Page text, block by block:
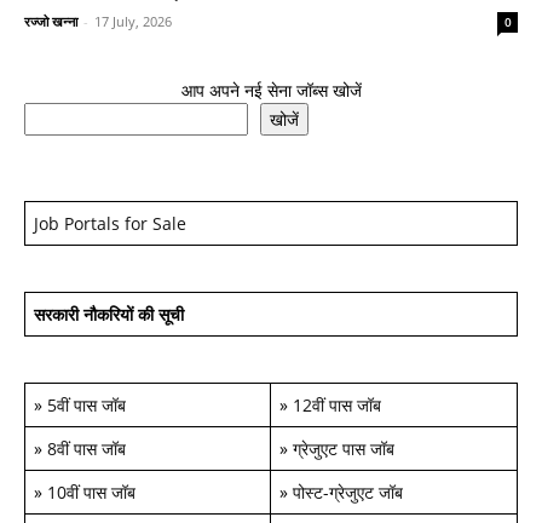
रज्जो खन्ना - 17 July, 2026 0
आप अपने नई सेना जॉब्स खोजें
खोजें
Job Portals for Sale
सरकारी नौकरियों की सूची
» 5वीं पास जॉब » 12वीं पास जॉब
» 8वीं पास जॉब » ग्रेजुएट पास जॉब
» 10वीं पास जॉब » पोस्ट-ग्रेजुएट जॉब